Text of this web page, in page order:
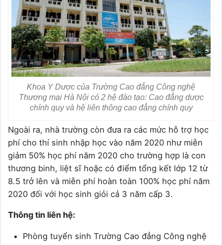
Khoa Y Dược của Trường Cao đẳng Công nghệ
Thương mại Hà Nội có 2 hệ đào tạo: Cao đẳng dược
chính quy và hệ liên thông cao đẳng chính quy
Ngoài ra, nhà trường còn đưa ra các mức hỗ trợ học
phí cho thí sinh nhập học vào năm 2020 như miễn
giảm 50% học phí năm 2020 cho trường hợp là con
thương binh, liệt sĩ hoặc có điểm tổng kết lớp 12 từ
8.5 trở lên và miễn phí hoàn toàn 100% học phí năm
2020 đối với học sinh giỏi cả 3 năm cấp 3.
Thông tin liên hệ:
Phòng tuyển sinh Trường Cao đẳng Công nghệ